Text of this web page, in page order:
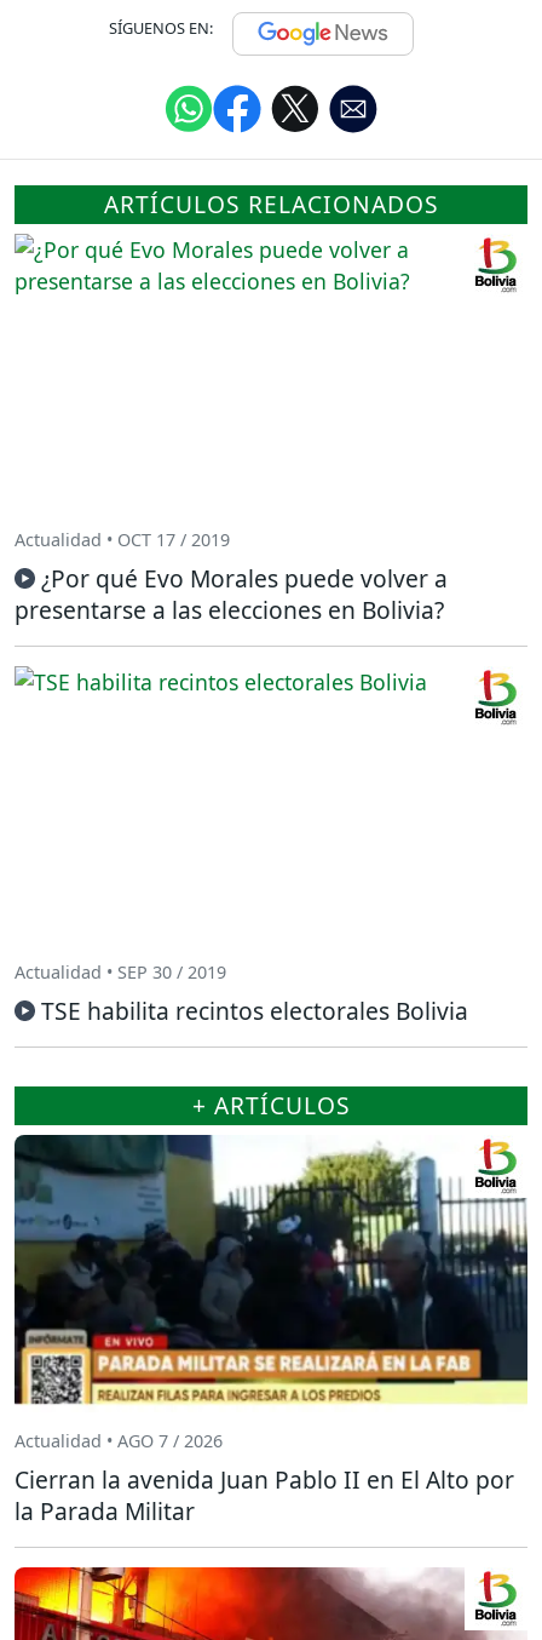
SÍGUENOS EN:
ARTÍCULOS RELACIONADOS
Actualidad • OCT 17 / 2019
¿Por qué Evo Morales puede volver a
presentarse a las elecciones en Bolivia?
Actualidad • SEP 30 / 2019
TSE habilita recintos electorales Bolivia
+ ARTÍCULOS
Actualidad • AGO 7 / 2026
Cierran la avenida Juan Pablo II en El Alto por
la Parada Militar